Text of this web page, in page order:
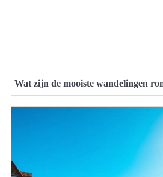
Wat zijn de mooiste wandelingen